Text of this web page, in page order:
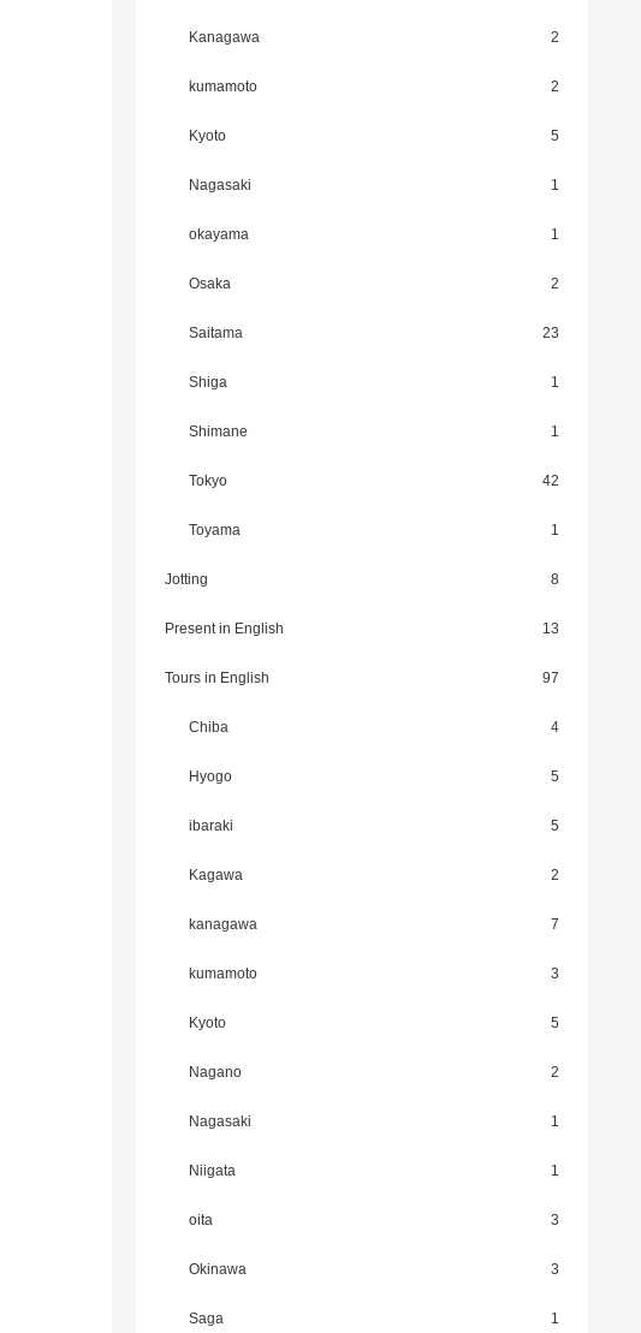
Kanagawa 2
kumamoto 2
Kyoto 5
Nagasaki 1
okayama 1
Osaka 2
Saitama 23
Shiga 1
Shimane 1
Tokyo 42
Toyama 1
Jotting 8
Present in English 13
Tours in English 97
Chiba 4
Hyogo 5
ibaraki 5
Kagawa 2
kanagawa 7
kumamoto 3
Kyoto 5
Nagano 2
Nagasaki 1
Niigata 1
oita 3
Okinawa 3
Saga 1